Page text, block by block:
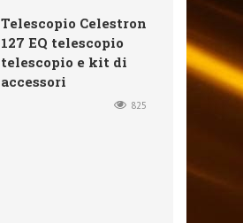
Telescopio Celestron
127 EQ telescopio
telescopio e kit di
accessori
825